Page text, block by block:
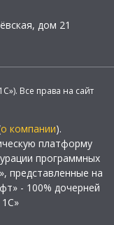
дом 21
Все права на сайт
о компании).
платформу
программных
представленные на
- 100% дочерней